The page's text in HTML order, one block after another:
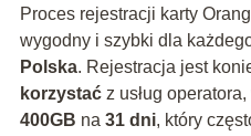
Proces rejestracji karty
wygodny i szybki dla
Polska. Rejestracja jest
korzystaćz usług
400GB na 31 dni, który